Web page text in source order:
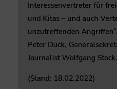
Interessenvertreter für
und Kitas – und auch
unzutreffenden
Peter Dück,
Journalist Wolfgang Stock.
(Stand: 18.02.2022)